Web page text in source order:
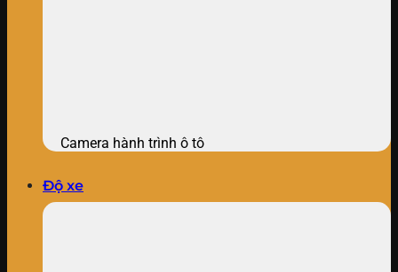
Camera hành trình ô tô
Độ xe